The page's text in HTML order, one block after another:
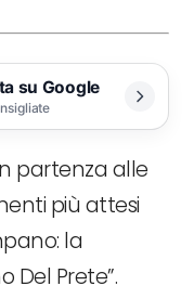
su Google
partenza alle
più attesi
la
Del Prete”.